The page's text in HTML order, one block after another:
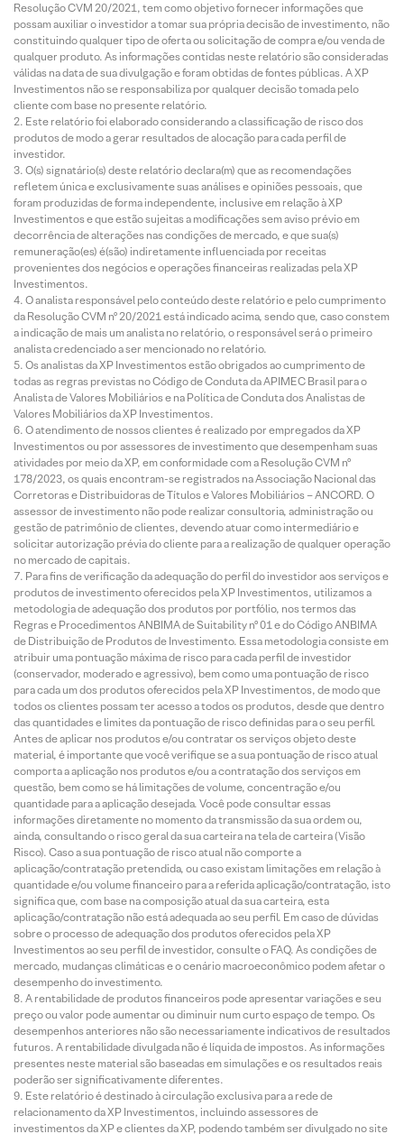
Resolução CVM 20/2021, tem como objetivo fornecer informações que
possam auxiliar o investidor a tomar sua própria decisão de investimento, não
constituindo qualquer tipo de oferta ou solicitação de compra e/ou venda de
qualquer produto. As informações contidas neste relatório são consideradas
válidas na data de sua divulgação e foram obtidas de fontes públicas. A XP
Investimentos não se responsabiliza por qualquer decisão tomada pelo
cliente com base no presente relatório.
Este relatório foi elaborado considerando a classificação de risco dos
produtos de modo a gerar resultados de alocação para cada perfil de
investidor.
O(s) signatário(s) deste relatório declara(m) que as recomendações
refletem única e exclusivamente suas análises e opiniões pessoais, que
foram produzidas de forma independente, inclusive em relação à XP
Investimentos e que estão sujeitas a modificações sem aviso prévio em
decorrência de alterações nas condições de mercado, e que sua(s)
remuneração(es) é(são) indiretamente influenciada por receitas
provenientes dos negócios e operações financeiras realizadas pela XP
Investimentos.
O analista responsável pelo conteúdo deste relatório e pelo cumprimento
da Resolução CVM nº 20/2021 está indicado acima, sendo que, caso constem
a indicação de mais um analista no relatório, o responsável será o primeiro
analista credenciado a ser mencionado no relatório.
Os analistas da XP Investimentos estão obrigados ao cumprimento de
todas as regras previstas no Código de Conduta da APIMEC Brasil para o
Analista de Valores Mobiliários e na Política de Conduta dos Analistas de
Valores Mobiliários da XP Investimentos.
O atendimento de nossos clientes é realizado por empregados da XP
Investimentos ou por assessores de investimento que desempenham suas
atividades por meio da XP, em conformidade com a Resolução CVM nº
178/2023, os quais encontram-se registrados na Associação Nacional das
Corretoras e Distribuidoras de Títulos e Valores Mobiliários – ANCORD. O
assessor de investimento não pode realizar consultoria, administração ou
gestão de patrimônio de clientes, devendo atuar como intermediário e
solicitar autorização prévia do cliente para a realização de qualquer operação
no mercado de capitais.
Para fins de verificação da adequação do perfil do investidor aos serviços e
produtos de investimento oferecidos pela XP Investimentos, utilizamos a
metodologia de adequação dos produtos por portfólio, nos termos das
Regras e Procedimentos ANBIMA de Suitability nº 01 e do Código ANBIMA
de Distribuição de Produtos de Investimento. Essa metodologia consiste em
atribuir uma pontuação máxima de risco para cada perfil de investidor
(conservador, moderado e agressivo), bem como uma pontuação de risco
para cada um dos produtos oferecidos pela XP Investimentos, de modo que
todos os clientes possam ter acesso a todos os produtos, desde que dentro
das quantidades e limites da pontuação de risco definidas para o seu perfil.
Antes de aplicar nos produtos e/ou contratar os serviços objeto deste
material, é importante que você verifique se a sua pontuação de risco atual
comporta a aplicação nos produtos e/ou a contratação dos serviços em
questão, bem como se há limitações de volume, concentração e/ou
quantidade para a aplicação desejada. Você pode consultar essas
informações diretamente no momento da transmissão da sua ordem ou,
ainda, consultando o risco geral da sua carteira na tela de carteira (Visão
Risco). Caso a sua pontuação de risco atual não comporte a
aplicação/contratação pretendida, ou caso existam limitações em relação à
quantidade e/ou volume financeiro para a referida aplicação/contratação, isto
significa que, com base na composição atual da sua carteira, esta
aplicação/contratação não está adequada ao seu perfil. Em caso de dúvidas
sobre o processo de adequação dos produtos oferecidos pela XP
Investimentos ao seu perfil de investidor, consulte o FAQ. As condições de
mercado, mudanças climáticas e o cenário macroeconômico podem afetar o
desempenho do investimento.
A rentabilidade de produtos financeiros pode apresentar variações e seu
preço ou valor pode aumentar ou diminuir num curto espaço de tempo. Os
desempenhos anteriores não são necessariamente indicativos de resultados
futuros. A rentabilidade divulgada não é líquida de impostos. As informações
presentes neste material são baseadas em simulações e os resultados reais
poderão ser significativamente diferentes.
Este relatório é destinado à circulação exclusiva para a rede de
relacionamento da XP Investimentos, incluindo assessores de
investimentos da XP e clientes da XP, podendo também ser divulgado no site